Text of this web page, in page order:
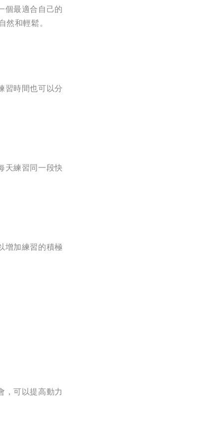
個最適合自己的
和輕鬆。
習時間也可以分
天練習同一段快
增加練習的積極
，可以提高動力